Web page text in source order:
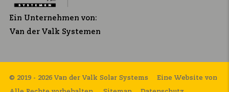
Ein Unternehmen von:
Van der Valk Systemen
© 2019 - 2026 Van der Valk Solar Systems Eine Website von